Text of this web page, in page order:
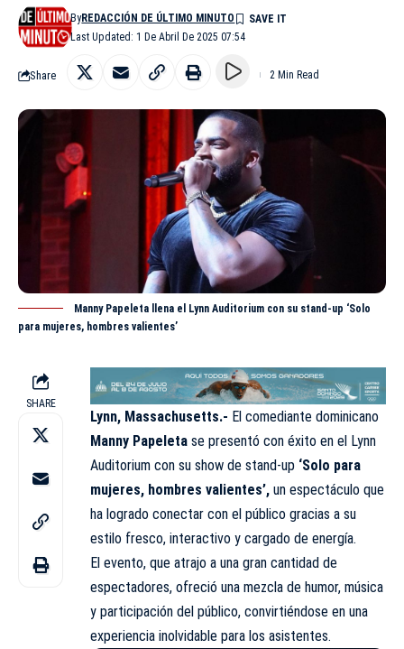
Last Updated: 1 De Abril De 2025 07:54
ByREDACCIÓN DE ÚLTIMO MINUTO
Share 2 Min Read
Manny Papeleta llena el Lynn Auditorium con su stand-up ‘Solo
para mujeres, hombres valientes’
SHARE
Lynn, Massachusetts.- El comediante dominicano
Manny Papeleta se presentó con éxito en el Lynn
Auditorium con su show de stand-up ‘Solo para
mujeres, hombres valientes’, un espectáculo que
ha logrado conectar con el público gracias a su
estilo fresco, interactivo y cargado de energía.
El evento, que atrajo a una gran cantidad de
espectadores, ofreció una mezcla de humor, música
y participación del público, convirtiéndose en una
experiencia inolvidable para los asistentes.